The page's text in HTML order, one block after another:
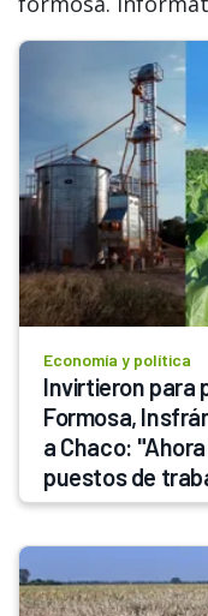
Economía y política
Invirtieron para
Formosa,
a Chaco:
puestos de